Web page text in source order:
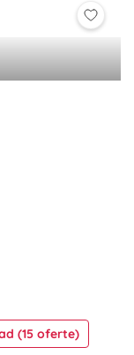
(15 oferte)